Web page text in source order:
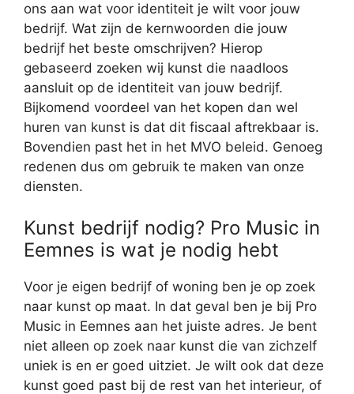
ons aan wat voor identiteit je wilt voor jouw
bedrijf. Wat zijn de kernwoorden die jouw
bedrijf het beste omschrijven? Hierop
gebaseerd zoeken wij kunst die naadloos
aansluit op de identiteit van jouw bedrijf.
Bijkomend voordeel van het kopen dan wel
huren van kunst is dat dit fiscaal aftrekbaar is.
Bovendien past het in het MVO beleid. Genoeg
redenen dus om gebruik te maken van onze
diensten.
Kunst bedrijf nodig? Pro Music in
Eemnes is wat je nodig hebt
Voor je eigen bedrijf of woning ben je op zoek
naar kunst op maat. In dat geval ben je bij Pro
Music in Eemnes aan het juiste adres. Je bent
niet alleen op zoek naar kunst die van zichzelf
uniek is en er goed uitziet. Je wilt ook dat deze
kunst goed past bij de rest van het interieur, of